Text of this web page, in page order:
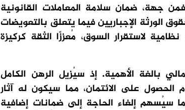
جهة، ضمان سلامة المعاملات القانونية
الورثة الإجباريين فيما يتعلق بالتعويضات
لاستقرار السوق، مُعززًا الثقة كركيزة
بالغة الأهمية. إذ سيُزيل الرهن الكامل
الحصول على الائتمان، مما سيكون له آثار
سيُسهم إلغاء الحاجة إلى ضمانات إضافية